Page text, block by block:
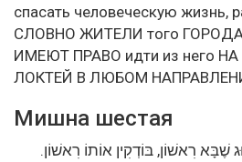
спасать человеческую жизнь,
СЛОВНО ЖИТЕЛИ того ГОРОДА,
ИМЕЮТ ПРАВО идти из него
ЛОКТЕЙ В ЛЮБОМ
Мишна шестая
שֶׁבָּא רִאשׁוֹן, בּוֹדְקִין אוֹתוֹ רִאשׁוֹן.